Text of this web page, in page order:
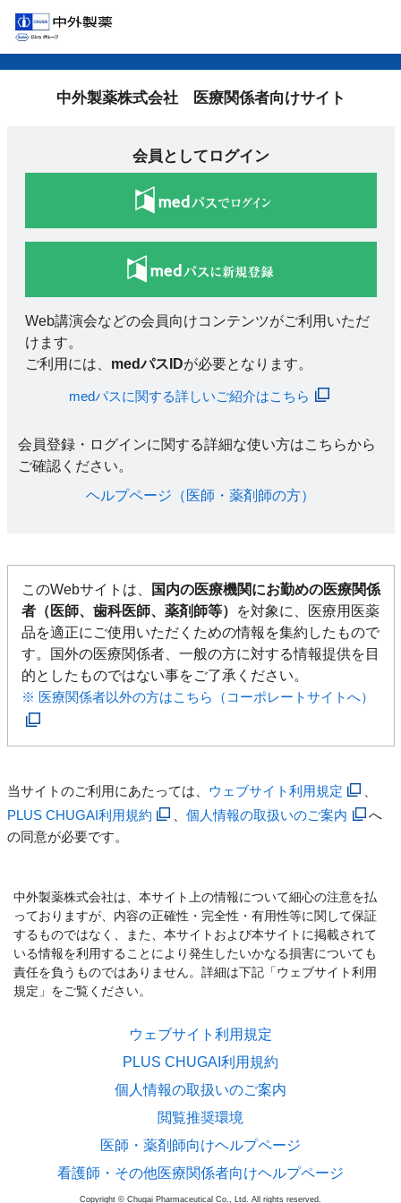
中外製薬株式会社 医療関係者向けサイト
会員としてログイン
Web講演会などの会員向けコンテンツがご利用いただ
けます。
ご利用には、 medパスIDが必要となります。
medパスに関する詳しいご紹介はこちら
会員登録・ログインに関する詳細な使い方はこちらから
ご確認ください。​
ヘルプページ（医師・薬剤師の方）​
このWebサイトは、
国内の医療機関にお勤めの医療関係
者（医師、歯科医師、薬剤師等）
を対象に、医療用医薬
品を適正にご使用いただくための情報を集約したもので
す。国外の医療関係者、一般の方に対する情報提供を目
的としたものではない事をご了承ください。
※ 医療関係者以外の方はこちら（コーポレートサイトへ）
当サイトのご利用にあたっては、 ウェブサイト利用規定
PLUS CHUGAI利用規約
、個人情報の取扱いのご案内
へ
の同意が必要です。
中外製薬株式会社は、本サイト上の情報について細心の注意を払
っておりますが、内容の正確性・完全性・有用性等に関して保証
するものではなく、また、本サイトおよび本サイトに掲載されて
いる情報を利用することにより発生したいかなる損害についても
責任を負うものではありません。詳細は下記「ウェブサイト利用
規定」をご覧ください。
ウェブサイト利用規定
PLUS CHUGAI利用規約
個人情報の取扱いのご案内
閲覧推奨環境
医師・薬剤師向けヘルプページ
看護師・その他医療関係者向けヘルプページ
Copyright © Chugai Pharmaceutical Co., Ltd. All rights reserved.